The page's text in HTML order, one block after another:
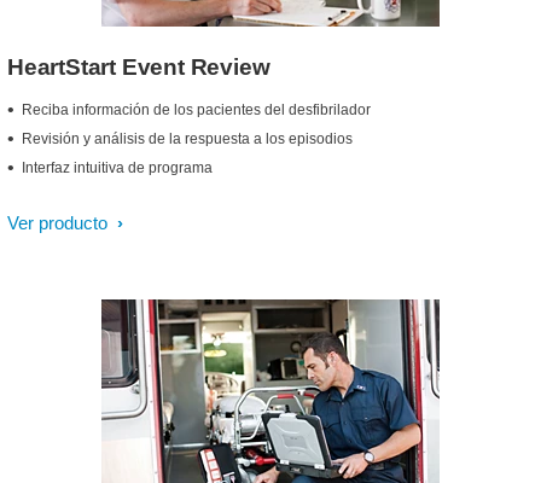
HeartStart Event Review
Reciba información de los pacientes del desfibrilador
Revisión y análisis de la respuesta a los episodios
Interfaz intuitiva de programa
Ver producto